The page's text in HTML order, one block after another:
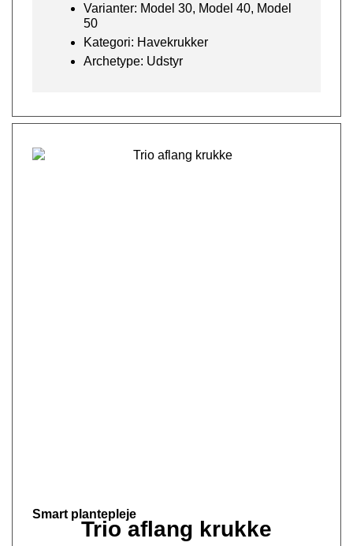
Varianter: Model 30, Model 40, Model
50
Kategori: Havekrukker
Archetype: Udstyr
Smart plantepleje
Trio aflang krukke